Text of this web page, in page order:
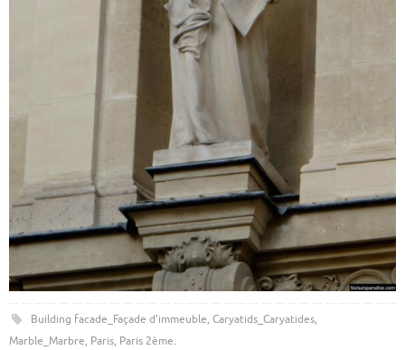
Building facade_Façade d'immeuble, Caryatids_Caryatides,
Marble_Marbre, Paris, Paris 2ème.